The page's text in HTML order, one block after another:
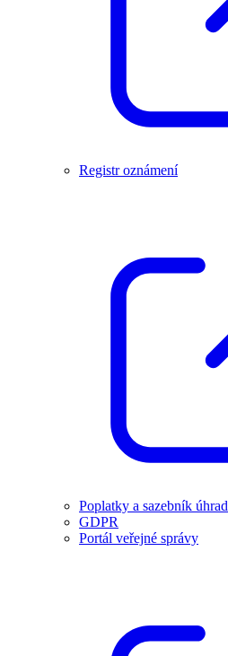
Registr oznámení
Poplatky a sazebník úhrad
GDPR
Portál veřejné správy